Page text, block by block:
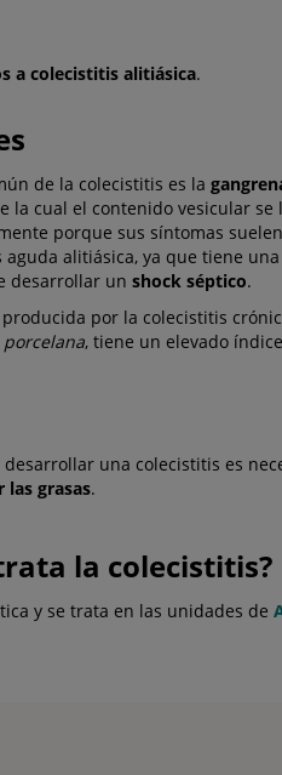
a colecistitis alitiásica.
de la colecistitis es la
la cual el contenido vesicular
porque sus síntomas
alitiásica, ya que tiene
desarrollar un shock séptico.
por la colecistitis
porcelana, tiene un elevado
una colecistitis es
las grasas.
la colecistitis?
y se trata en las unidades de